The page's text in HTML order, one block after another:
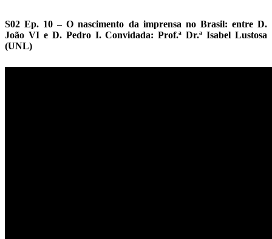
S02 Ep. 10 – O nascimento da imprensa no Brasil: entre D.
João VI e D. Pedro I. Convidada: Prof.ª Dr.ª Isabel Lustosa
(UNL)